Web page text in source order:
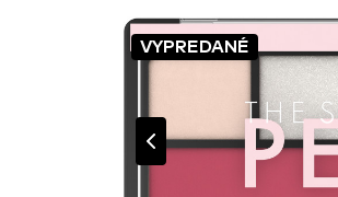
VYPREDANÉ